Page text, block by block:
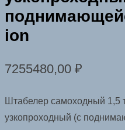
ion
7255480,00 ₽
Штабелер самоходный 1,5
узкопроходный (с